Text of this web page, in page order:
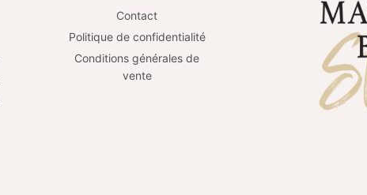
Contact
Politique de confidentialité
Conditions générales de
vente